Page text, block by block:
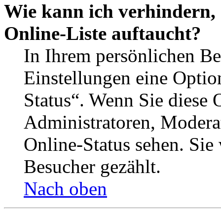
Wie kann ich verhindern,
Online-Liste auftaucht?
In Ihrem persönlichen
Einstellungen eine
Status“. Wenn Sie
Administratoren,
Online-Status sehen.
Besucher gezählt.
Nach oben